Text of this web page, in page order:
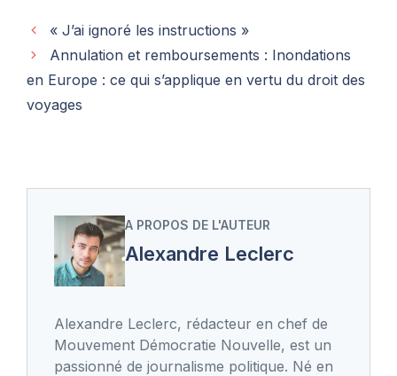
« J’ai ignoré les instructions »
Annulation et remboursements : Inondations
en Europe : ce qui s’applique en vertu du droit des
voyages
A PROPOS DE L'AUTEUR
Alexandre Leclerc
Alexandre Leclerc, rédacteur en chef de
Mouvement Démocratie Nouvelle, est un
passionné de journalisme politique. Né en